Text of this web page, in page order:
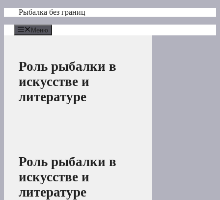
Перейти
содержимому
Рыбалка без границ
Меню
Роль рыбалки в
искусстве и
литературе
Роль рыбалки в
искусстве и
литературе